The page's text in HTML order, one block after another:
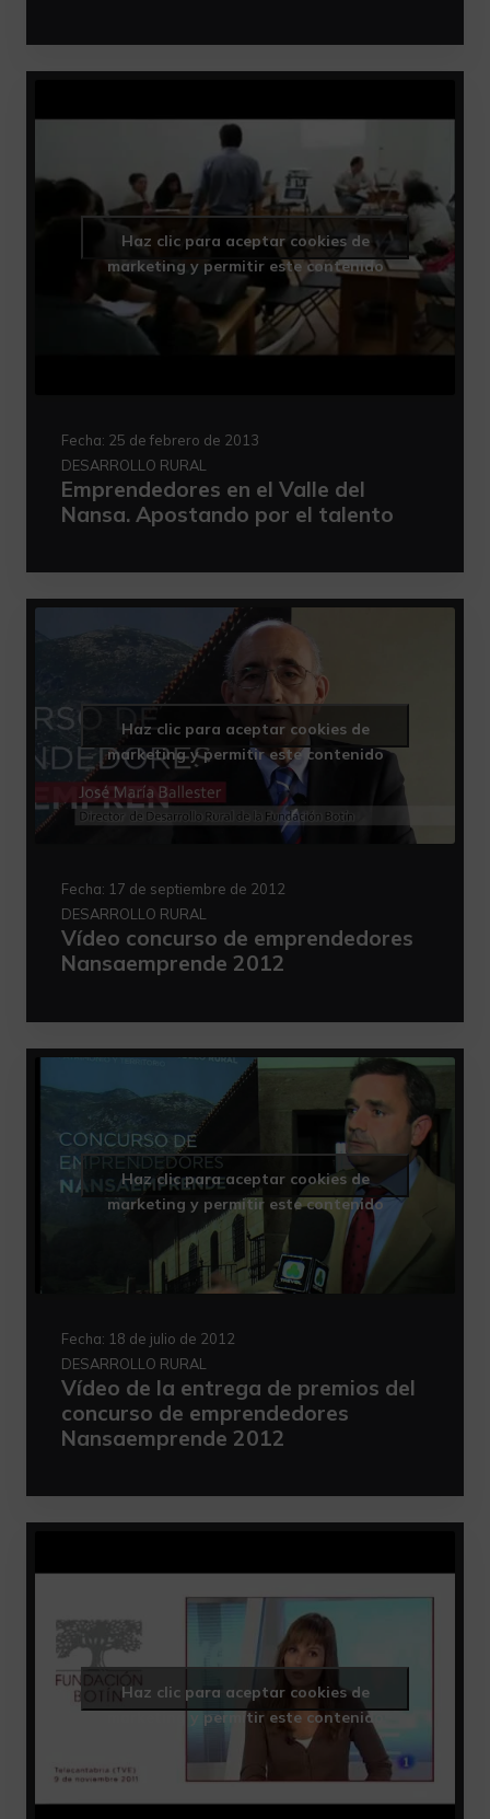
Haz clic para aceptar cookies de
marketing y permitir este contenido
Fecha: 25 de febrero de 2013
DESARROLLO RURAL
Emprendedores en el Valle del
Nansa. Apostando por el talento
Haz clic para aceptar cookies de
marketing y permitir este contenido
Fecha: 17 de septiembre de 2012
DESARROLLO RURAL
Vídeo concurso de emprendedores
Nansaemprende 2012
Haz clic para aceptar cookies de
marketing y permitir este contenido
Fecha: 18 de julio de 2012
DESARROLLO RURAL
Vídeo de la entrega de premios del
concurso de emprendedores
Nansaemprende 2012
Haz clic para aceptar cookies de
marketing y permitir este contenido